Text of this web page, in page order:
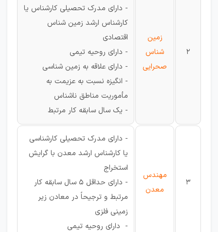
2
زمین
شناس
صحرایی
- دارای مدرک تحصیلی کارشناس یا
کارشناس ارشد زمین شناس
اقتصادی
- دارای روحیه تیمی
- دارای علاقه به زمین شناسی
- انگیزه نسبت به عزیمت به
مأموریت مناطق ناشناس
- یک سال سابقه کار مرتبط
3
مهندس
معدن
- دارای مدرک تحصیلی کارشناسی
یا کارشناس ارشد معدن با گرایش
استخراج
- دارای حداقل 5 سال سابقه کار
مرتبط و ترجیحاً در معادن زیر
زمینی فلزی
- دارای روحیه تیمی